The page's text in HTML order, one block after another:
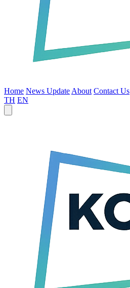
Home News Update About Contact Us
TH EN